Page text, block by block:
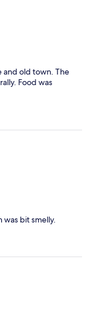
and old town. The
Food was
bit smelly.